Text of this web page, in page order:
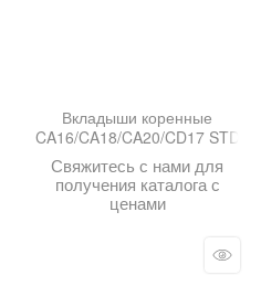
Вкладыши коренные
CA16/CA18/CA20/CD17 STD
Свяжитесь с нами для
получения каталога с
ценами